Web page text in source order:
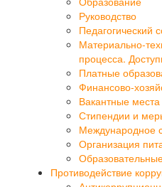
Руководство
Педагогический
Материально-
процесса.
Платные
Финансово-
Вакантные
Стипендии и
Международное
Организация
Противодействие